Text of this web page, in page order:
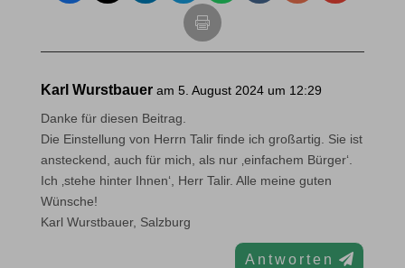
Karl Wurstbauer am 5. August 2024 um 12:29
Danke für diesen Beitrag.
Die Einstellung von Herrn Talir finde ich großartig. Sie ist
ansteckend, auch für mich, als nur ‚einfachem Bürger‘.
Ich ‚stehe hinter Ihnen‘, Herr Talir. Alle meine guten
Wünsche!
Karl Wurstbauer, Salzburg
Antworten